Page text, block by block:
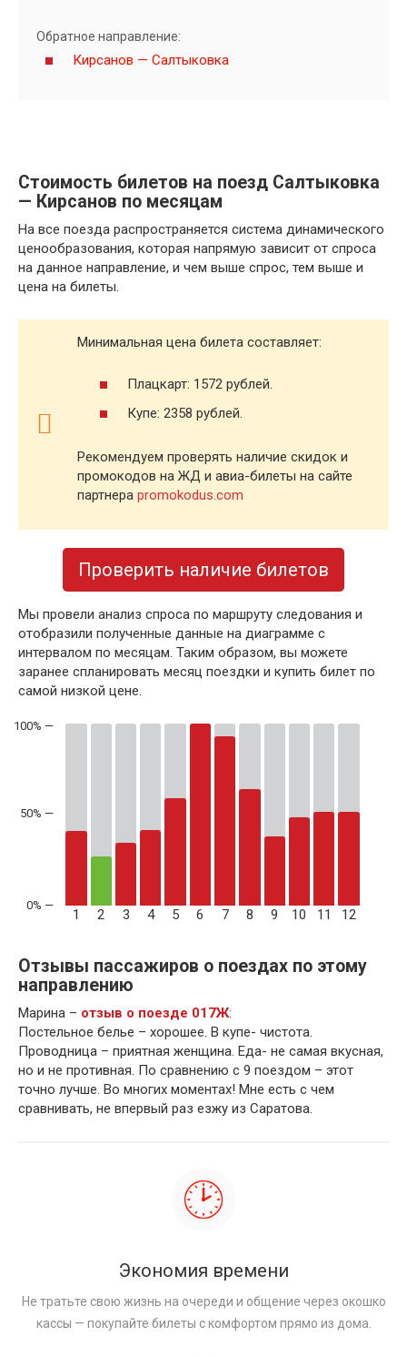
Обратное направление:
Кирсанов — Салтыковка
Стоимость билетов на поезд Салтыковка
— Кирсанов по месяцам
На все поезда распространяется система динамического
ценообразования, которая напрямую зависит от спроса
на данное направление, и чем выше спрос, тем выше и
цена на билеты.
Минимальная цена билета составляет:
Плацкарт: 1572 рублей.
Купе: 2358 рублей.
Рекомендуем проверять наличие скидок и
промокодов на ЖД и авиа-билеты на сайте
партнера promokodus.com
Проверить наличие билетов
Мы провели анализ спроса по маршруту следования и
отобразили полученные данные на диаграмме с
интервалом по месяцам. Таким образом, вы можете
заранее спланировать месяц поездки и купить билет по
самой низкой цене.
50% —
1 2 3 4 5 6 7 8 9 10 11 12
Отзывы пассажиров о поездах по этому
направлению
Марина – отзыв о поезде 017Ж:
Постельное белье – хорошее. В купе- чистота.
Проводница – приятная женщина. Еда- не самая вкусная,
но и не противная. По сравнению с 9 поездом – этот
точно лучше. Во многих моментах! Мне есть с чем
сравнивать, не впервый раз езжу из Саратова.
Экономия времени
Не тратьте свою жизнь на очереди и общение через окошко
кассы — покупайте билеты с комфортом прямо из дома.